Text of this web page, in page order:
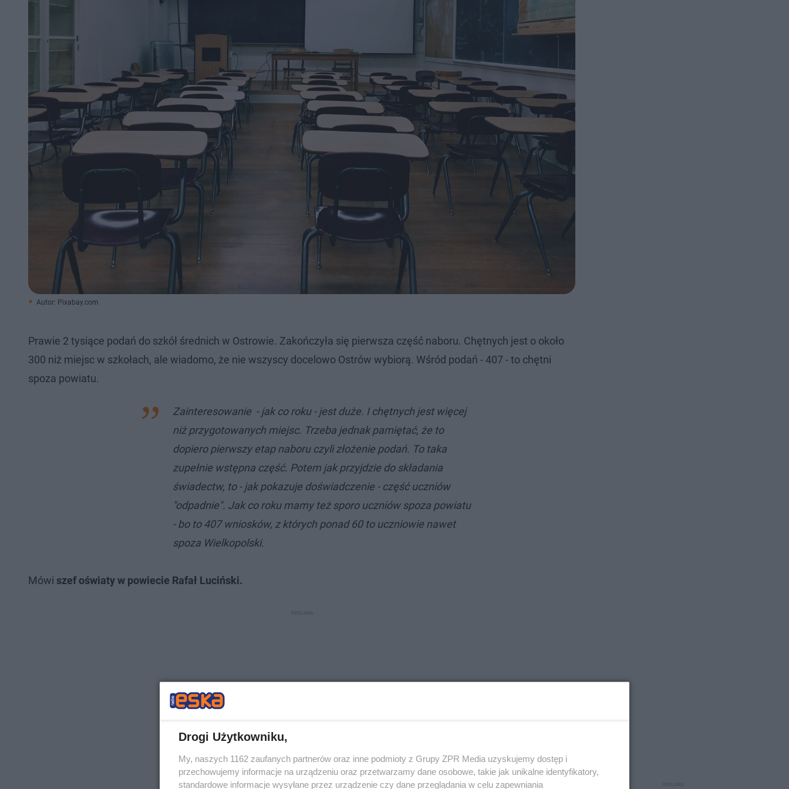
Autor: Pixabay.com
Prawie 2 tysiące podań do szkół średnich w Ostrowie. Zakończyła się pierwsza część naboru. Chętnych jest o około
300 niż miejsc w szkołach, ale wiadomo, że nie wszyscy docelowo Ostrów wybiorą.​ Wśród podań - 407 - to chętni
spoza powiatu.
Zainteresowanie - jak co roku - jest duże. I chętnych jest więcej
niż przygotowanych miejsc. Trzeba jednak pamiętać, że to
dopiero pierwszy etap naboru czyli złożenie podań. To taka
zupełnie wstępna część. Potem jak przyjdzie do składania
świadectw, to - jak pokazuje doświadczenie - część uczniów
"odpadnie". Jak co roku mamy też sporo uczniów spoza powiatu
- bo to 407 wniosków, z których ponad 60 to uczniowie nawet
spoza Wielkopolski.
Mówi szef oświaty w powiecie Rafał Luciński.
Drogi Użytkowniku,
My, naszych 1162 zaufanych partnerów oraz inne podmioty z Grupy ZPR Media uzyskujemy dostęp i
przechowujemy informacje na urządzeniu oraz przetwarzamy dane osobowe, takie jak unikalne identyfikatory,
standardowe informacje wysyłane przez urządzenie czy dane przeglądania w celu zapewniania